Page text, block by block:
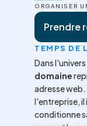
ORGANISER
Prendre
TEMPS DE
Dans
domaine
adresse
l'entreprise, il
conditionne